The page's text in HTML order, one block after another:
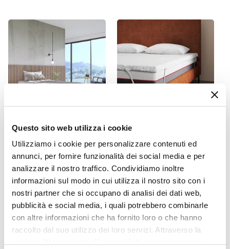
Questo sito web utilizza i cookie
Utilizziamo i cookie per personalizzare contenuti ed
annunci, per fornire funzionalità dei social media e per
analizzare il nostro traffico. Condividiamo inoltre
informazioni sul modo in cui utilizza il nostro sito con i
nostri partner che si occupano di analisi dei dati web,
pubblicità e social media, i quali potrebbero combinarle
con altre informazioni che ha fornito loro o che hanno
raccolto dal suo utilizzo dei loro servizi. Attraverso la
Materiale
Numero Scomparti
3 scomparti
Caratteristiche
CODICE:CB-12N
Letto una piazza e mezza
sommier 120x190 cm in
tessuto nero con prese USB
laterali - Columbus
€ 148,00
CODICE:
Topper per materasso una
piazza e mezza 120x190 cm
sfoderabile in Memory h 5,5
cm - Audley
€ 92,00